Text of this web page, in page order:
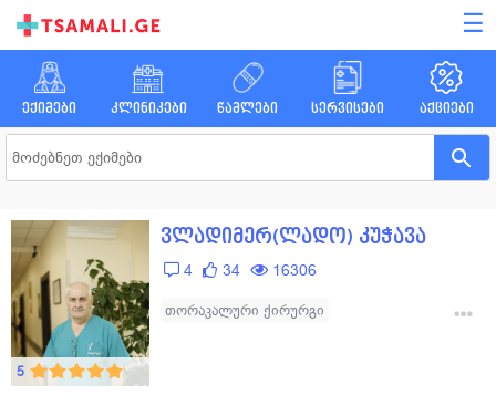
☰
ექიმები კლინიკები წამლები სერვისები აქციები
5
ვლადიმერ(ლადო) კუჭავა
4 34 16306
თორაკალური ქირურგი